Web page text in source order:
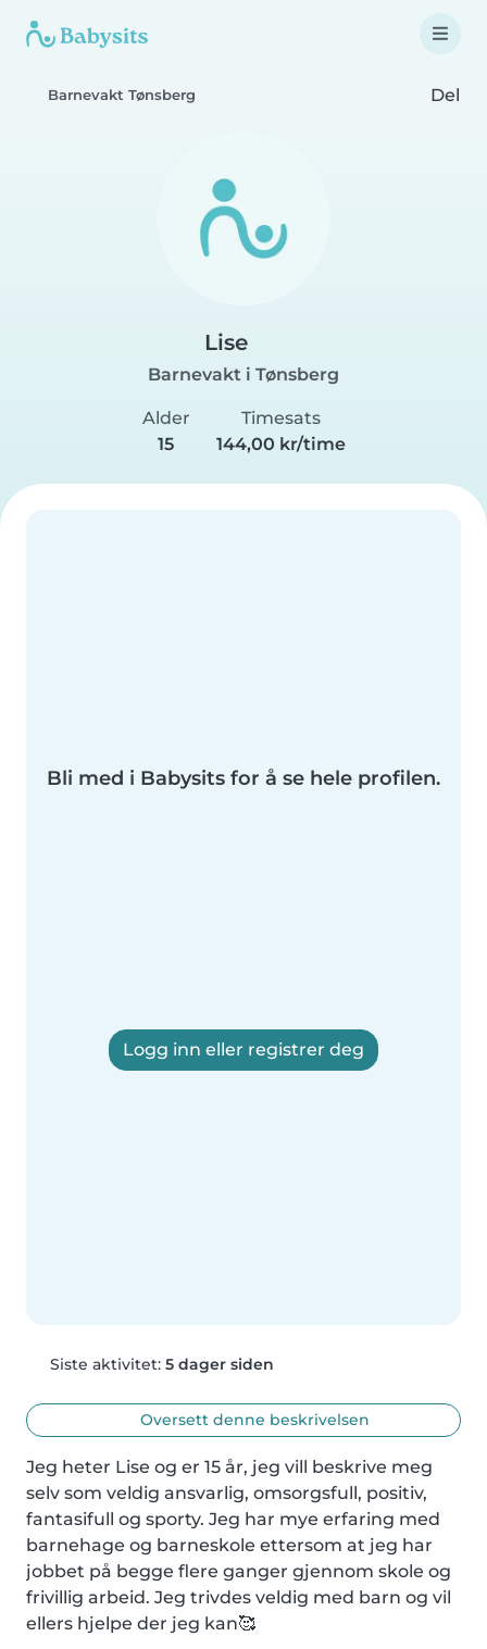
Barnevakt Tønsberg Del
Lise
Barnevakt i Tønsberg
Alder
15
Timesats
144,00 kr/time
Bli med i Babysits for å se hele profilen.
Logg inn eller registrer deg
Siste aktivitet: 5 dager siden
Oversett denne beskrivelsen
Jeg heter Lise og er 15 år, jeg vill beskrive meg
selv som veldig ansvarlig, omsorgsfull, positiv,
fantasifull og sporty. Jeg har mye erfaring med
barnehage og barneskole ettersom at jeg har
jobbet på begge flere ganger gjennom skole og
frivillig arbeid. Jeg trivdes veldig med barn og vil
ellers hjelpe der jeg kan🥰